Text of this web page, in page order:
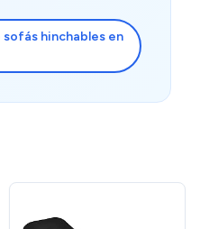
hinchables en